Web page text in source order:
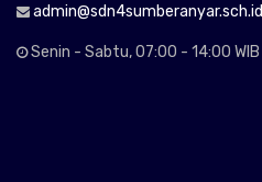
admin@sdn4sumberanyar.sch.id
Senin - Sabtu, 07:00 - 14:00 WIB